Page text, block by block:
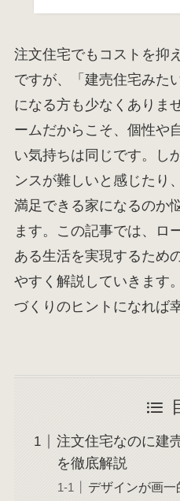
注文住宅でもコストを抑
ですが、「建売住宅みた
になる方も少なくありま
ームだからこそ、個性や
い気持ちは同じです。し
ンスが難しいと感じたり
満足できる家になるのか
ます。この記事では、ロ
ある生活を実現するため
やすく解説していきます
づくりのヒントになれば
注文住宅なのに建
を徹底解説
デザインが画一